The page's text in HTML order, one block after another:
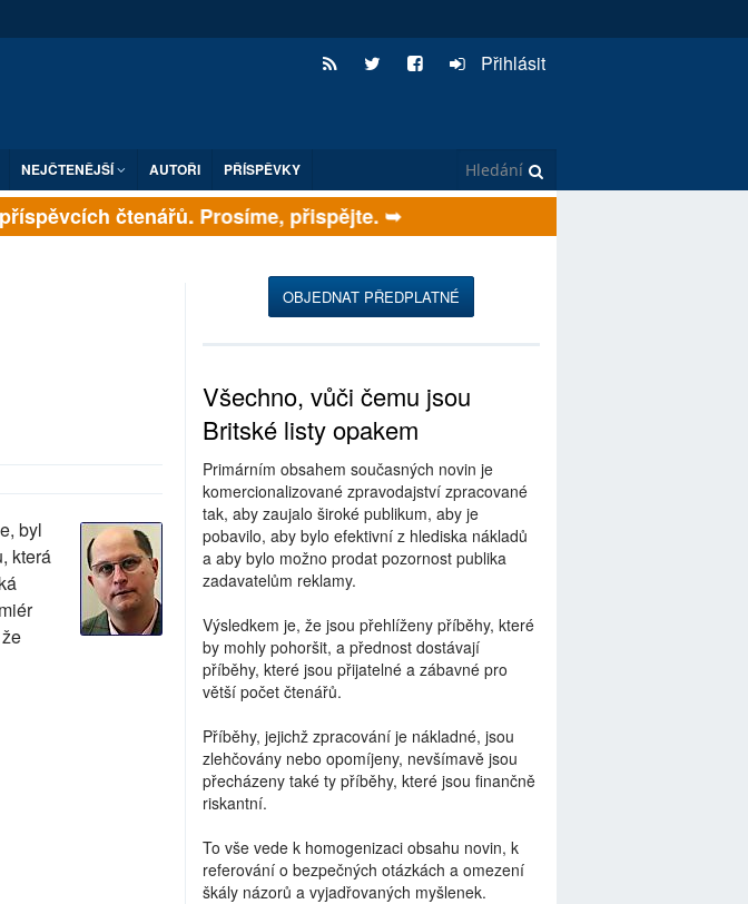
Přihlásit
NEJČTENĚJŠÍ AUTOŘI PŘÍSPĚVKY
čtenářů. Prosíme, přispějte. ➥
byl
která
OBJEDNAT PŘEDPLATNÉ
Všechno, vůči čemu jsou
Britské listy opakem
Primárním obsahem současných novin je
komercionalizované zpravodajství zpracované
tak, aby zaujalo široké publikum, aby je
pobavilo, aby bylo efektivní z hlediska nákladů
a aby bylo možno prodat pozornost publika
zadavatelům reklamy.
Výsledkem je, že jsou přehlíženy příběhy, které
by mohly pohoršit, a přednost dostávají
příběhy, které jsou přijatelné a zábavné pro
větší počet čtenářů.
Příběhy, jejichž zpracování je nákladné, jsou
zlehčovány nebo opomíjeny, nevšímavě jsou
přecházeny také ty příběhy, které jsou finančně
riskantní.
To vše vede k homogenizaci obsahu novin, k
referování o bezpečných otázkách a omezení
škály názorů a vyjadřovaných myšlenek.